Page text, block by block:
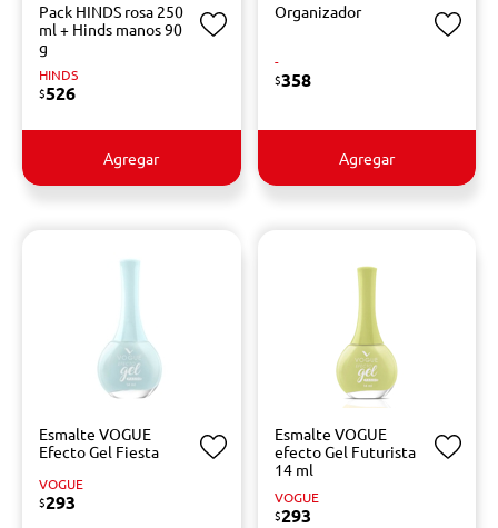
Pack HINDS rosa 250
ml + Hinds manos 90
g
HINDS
$526
Agregar
Organizador
-
$358
Agregar
Esmalte VOGUE
Efecto Gel Fiesta
VOGUE
$293
Esmalte VOGUE
efecto Gel Futurista
14 ml
VOGUE
$293